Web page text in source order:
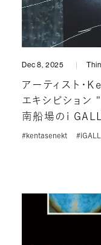
Dec 8, 2025
アーティスト・
エキシビショ
南船場のi
#kentasenekt